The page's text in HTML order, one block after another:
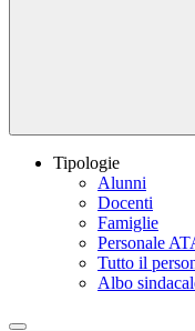
Tipologie
Alunni
Docenti
Famiglie
Personale
Tutto il
Albo